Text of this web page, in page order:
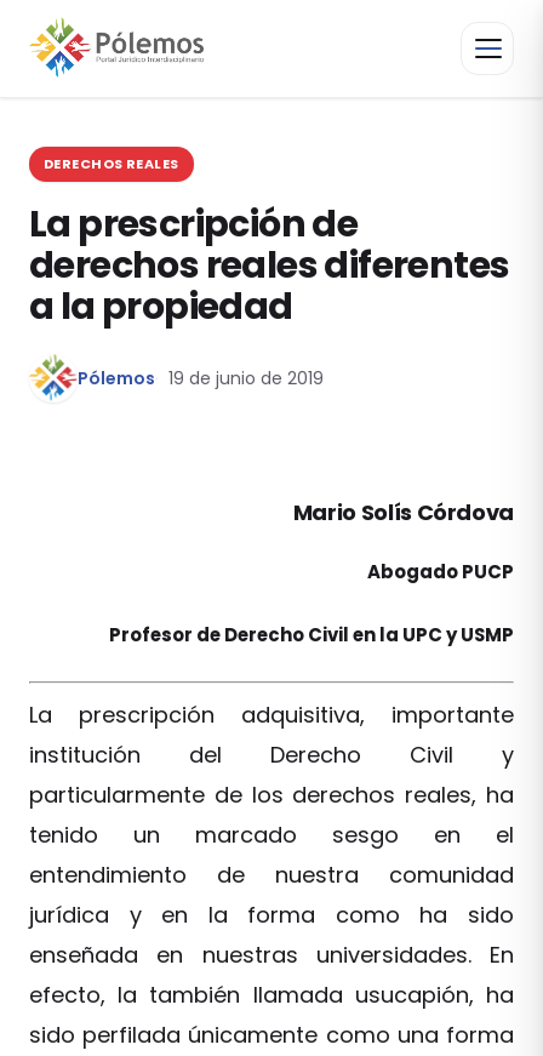
DERECHOS REALES
La prescripción de
derechos reales diferentes
a la propiedad
Pólemos 19 de junio de 2019
Mario Solís Córdova
Abogado PUCP
Profesor de Derecho Civil en la UPC y USMP
La prescripción adquisitiva, importante
institución del Derecho Civil y
particularmente de los derechos reales, ha
tenido un marcado sesgo en el
entendimiento de nuestra comunidad
jurídica y en la forma como ha sido
enseñada en nuestras universidades. En
efecto, la también llamada usucapión, ha
sido perfilada únicamente como una forma